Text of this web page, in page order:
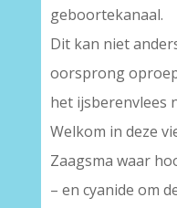
geboortekanaal.
Dit kan niet
oorsprong
het ijsberenvlees
Welkom in deze
Zaagsma waar
– en cyanide om